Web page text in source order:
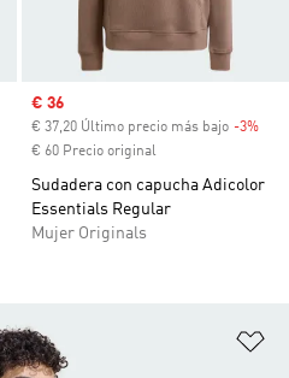
Precio de venta
€ 36
€ 37,20 Último precio más bajo -3%
€ 60 Precio original
Sudadera con capucha Adicolor
Essentials Regular
Mujer Originals